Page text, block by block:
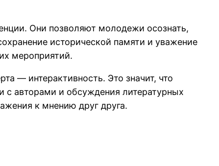
Они позволяют молодежи осознать,
исторической памяти и уважение
мероприятий.
— интерактивность. Это значит, что
с авторами и обсуждения литературных
к мнению друг друга.